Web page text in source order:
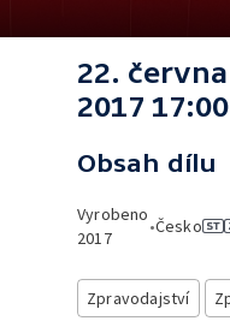
22. června
2017 17:00
Obsah dílu
Vyrobeno
2017
•Česko
Zpravodajství